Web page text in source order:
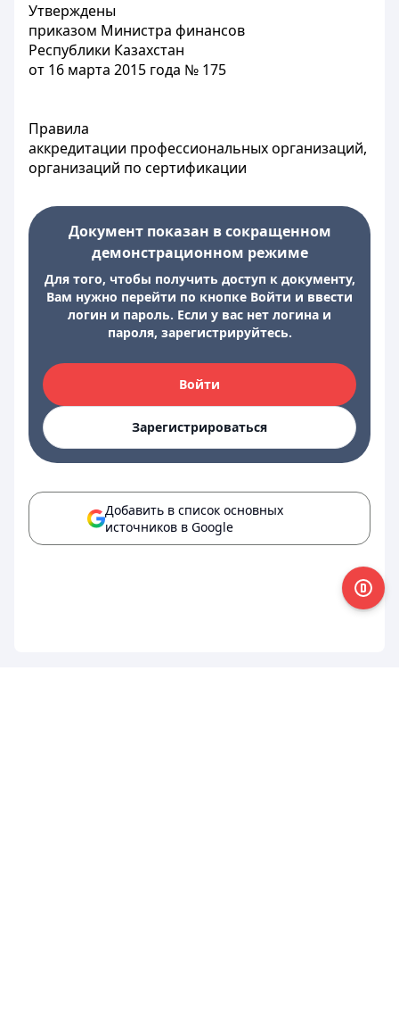
Утверждены
приказом Министра финансов
Республики Казахстан
от 16 марта 2015 года № 175
Правила
аккредитации профессиональных организаций,
организаций по сертификации
Документ показан в сокращенном
демонстрационном режиме
Для того, чтобы получить доступ к документу,
Вам нужно перейти по кнопке Войти и ввести
логин и пароль. Если у вас нет логина и
пароля, зарегистрируйтесь.
Войти
Зарегистрироваться
Добавить в список основных
источников в Google